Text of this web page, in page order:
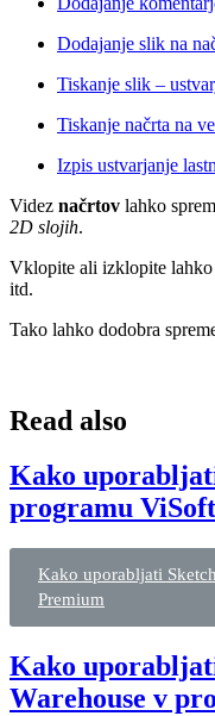
Dodajanje slik na
Tiskanje slik –
Tiskanje načrta na
Izpis ustvarjanje
Videz načrtov lahko
2D slojih.
Vklopite ali izklopite lahko
itd.
Tako lahko dodobra
Read also
Kako
programu
Kako uporabljati
Premium
Kako
Warehouse v